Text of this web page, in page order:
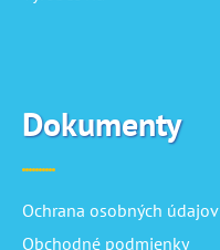
Dokumenty
Ochrana osobných údajov
Obchodné podmienky